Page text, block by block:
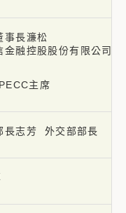
事長濂松
金融控股股份有限公司董
主席
長志芳 外交部部長